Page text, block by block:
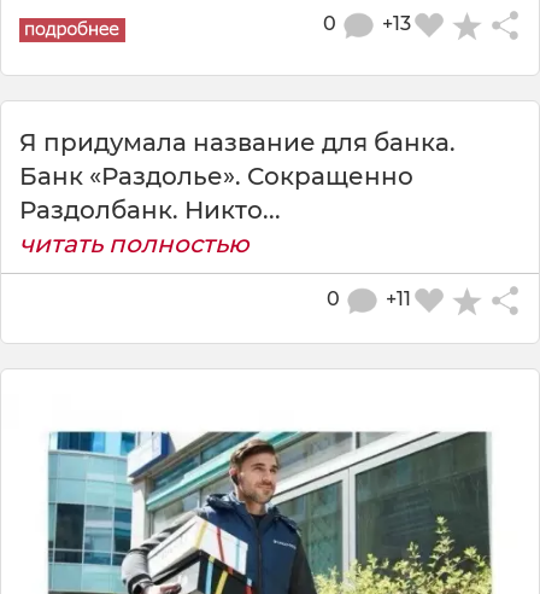
+13
0
Я придумала название для банка.
Банк «Раздолье». Сокращенно
Раздолбанк. Никто...
читать полностью
+11
0